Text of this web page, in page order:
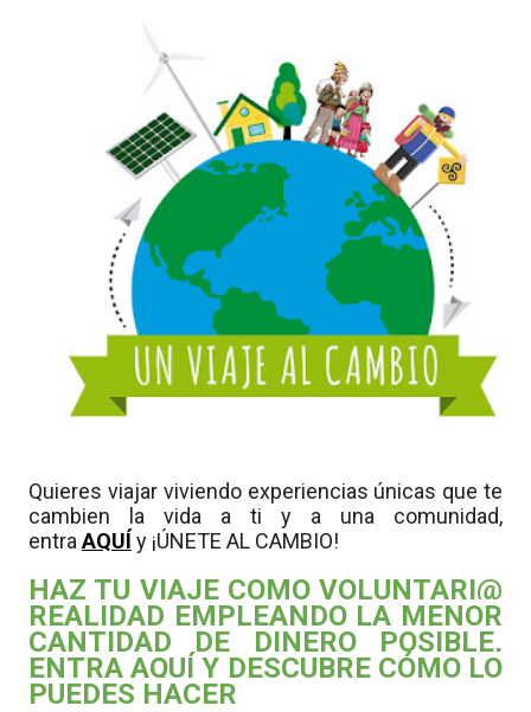
Quieres viajar viviendo experiencias únicas que te
cambien la vida a ti y a una comunidad,
entra AQUÍ y ¡ÚNETE AL CAMBIO!
HAZ TU VIAJE COMO VOLUNTARI@
REALIDAD EMPLEANDO LA MENOR
CANTIDAD DE DINERO POSIBLE,
ENTRA AQUÍ Y DESCUBRE CÓMO LO
PUEDES HACER